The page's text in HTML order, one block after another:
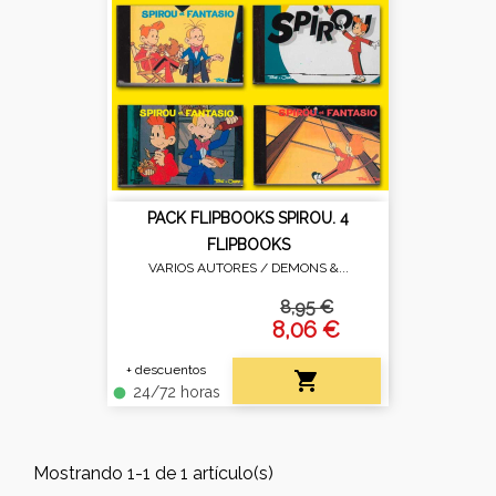
PACK FLIPBOOKS SPIROU. 4
FLIPBOOKS
VARIOS AUTORES / DEMONS &...
+ descuentos
fiber_manual_record 24/72 horas
8,95 €
8,06 €

Mostrando 1-1 de 1 artículo(s)